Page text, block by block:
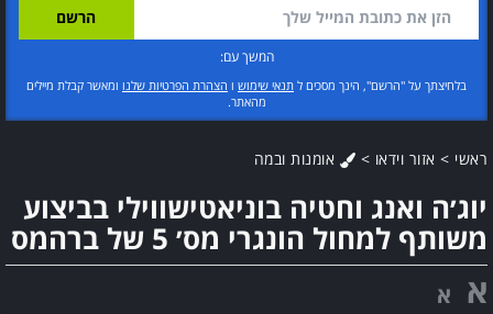
המשך עם:
בלחיצתך על "הרשם", הינך מסכים ל תנאי שימוש ו הצהרת הפרטיות שלנו ומאשר קבלת מיילים
מהאתר.
ראשי > אזור וידאו > אומנות ובמה
יוג׳ה ואנג וחטיה בוניאטישווילי בביצוע
משותף למחול הונגרי מס׳ 5 של ברהמס
א א